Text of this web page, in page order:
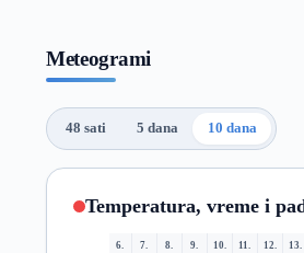
Meteogrami
48 sati 5 dana 10 dana
Temperatura, vreme i
6. 7. 8. 9. 10. 11. 12. 13.